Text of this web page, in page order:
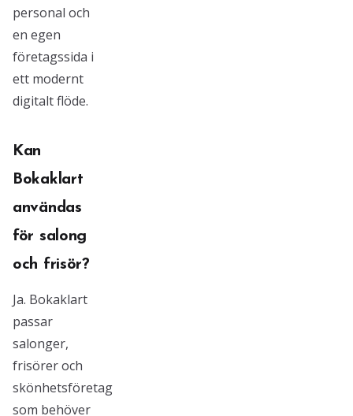
personal och
en egen
företagssida i
ett modernt
digitalt flöde.
Kan
Bokaklart
användas
för salong
och frisör?
Ja. Bokaklart
passar
salonger,
frisörer och
skönhetsföretag
som behöver